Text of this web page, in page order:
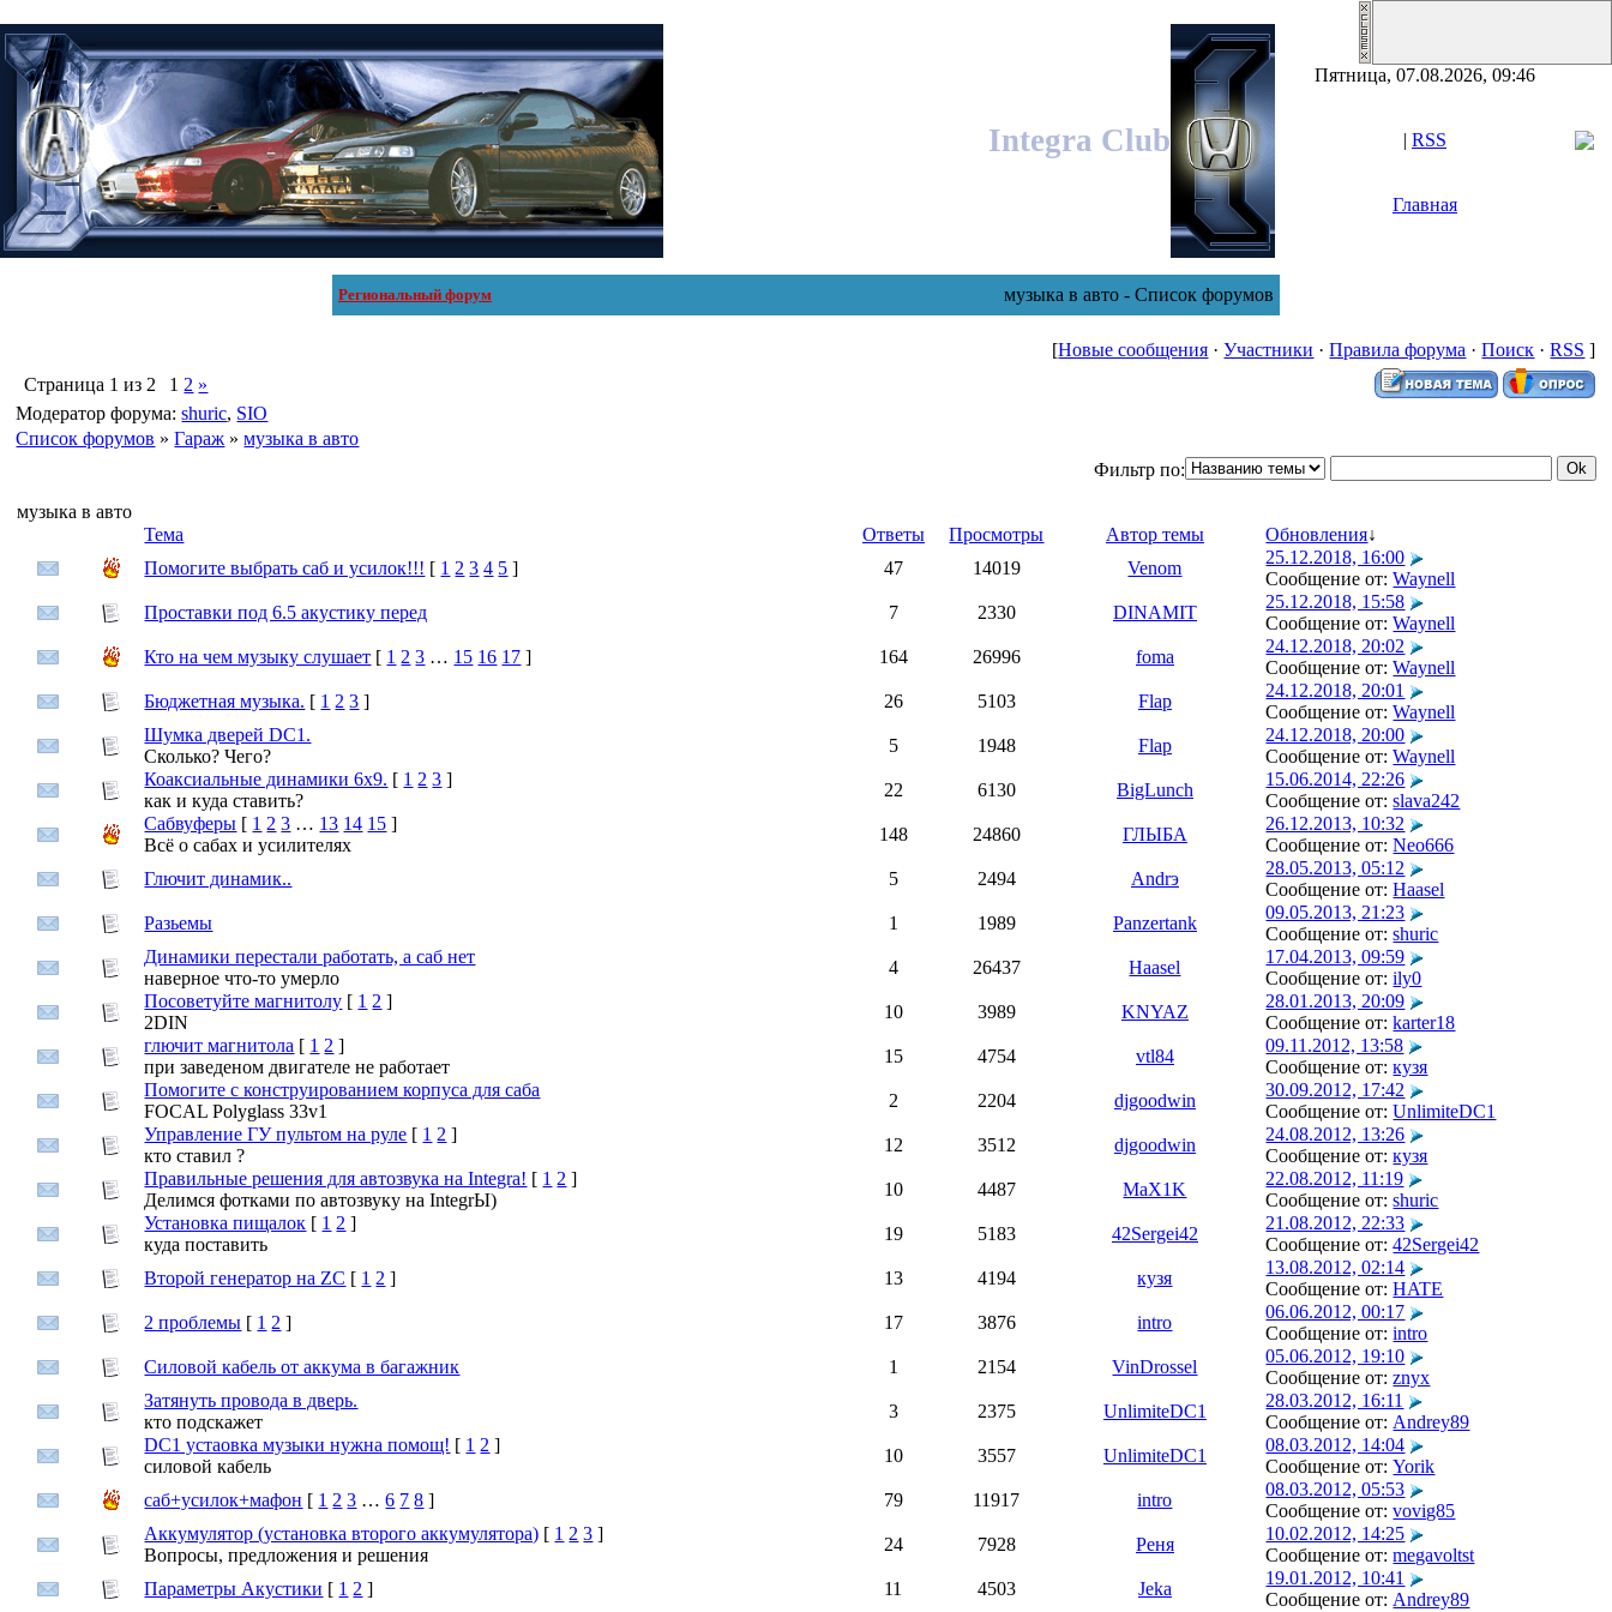
Integra Club
Пятница, 07.08.2026, 09:46
| RSS
Главная
Региональный форум музыка в авто - Список форумов
[Новые сообщения ·Участники ·Правила форума ·Поиск ·RSS ]
Страница 1 из 2 1 2 »
Модератор форума:shuric, SIO
Список форумов » Гараж » музыка в авто
Фильтр по:
музыка в авто
Тема
Ответы Просмотры Автор темы Обновления↓
Помогите выбрать саб и усилок!!! [ 1 2 3 4 5 ] 47 14019 Venom
25.12.2018, 16:00
Сообщение от:Waynell
Проставки под 6.5 акустику перед
7 2330 DINAMIT
25.12.2018, 15:58
Сообщение от:Waynell
Кто на чем музыку слушает [ 1 2 3 … 15 16 17 ] 164 26996 foma
24.12.2018, 20:02
Сообщение от:Waynell
Бюджетная музыка. [ 1 2 3 ] 26 5103 Flap
24.12.2018, 20:01
Сообщение от:Waynell
Шумка дверей DC1.
Сколько? Чего?
5 1948 Flap
24.12.2018, 20:00
Сообщение от:Waynell
Коаксиальные динамики 6x9. [ 1 2 3 ]
как и куда ставить?
22 6130 BigLunch
15.06.2014, 22:26
Сообщение от:slava242
Сабвуферы [ 1 2 3 … 13 14 15 ]
Всё о сабах и усилителях
148 24860 ГЛЫБА
26.12.2013, 10:32
Сообщение от:Neo666
Глючит динамик..
5 2494 Andrэ
28.05.2013, 05:12
Сообщение от:Haasel
Разьемы
1 1989 Panzertank
09.05.2013, 21:23
Сообщение от:shuric
Динамики перестали работать, а саб нет
наверное что-то умерло
4 26437 Haasel
17.04.2013, 09:59
Сообщение от:ily0
Посоветуйте магнитолу [ 1 2 ]
2DIN
10 3989 KNYAZ
28.01.2013, 20:09
Сообщение от:karter18
глючит магнитола [ 1 2 ]
при заведеном двигателе не работает
15 4754 vtl84
09.11.2012, 13:58
Сообщение от:кузя
Помогите с конструированием корпуса для саба
FOCAL Polyglass 33v1
2 2204 djgoodwin
30.09.2012, 17:42
Сообщение от:UnlimiteDC1
Управление ГУ пультом на руле [ 1 2 ]
кто ставил ?
12 3512 djgoodwin
24.08.2012, 13:26
Сообщение от:кузя
Правильные решения для автозвука на Integra! [ 1 2 ]
Делимся фотками по автозвуку на IntegrЫ)
10 4487 MaX1K
22.08.2012, 11:19
Сообщение от:shuric
Установка пищалок [ 1 2 ]
куда поставить
19 5183 42Sergei42
21.08.2012, 22:33
Сообщение от:42Sergei42
Второй генератор на ZC [ 1 2 ] 13 4194 кузя
13.08.2012, 02:14
Сообщение от:HATE
2 проблемы [ 1 2 ] 17 3876 intro
06.06.2012, 00:17
Сообщение от:intro
Силовой кабель от аккума в багажник
1 2154 VinDrossel
05.06.2012, 19:10
Сообщение от:znyx
Затянуть провода в дверь.
кто подскажет
3 2375 UnlimiteDC1
28.03.2012, 16:11
Сообщение от: Andrey89
DC1 устаовка музыки нужна помощ! [ 1 2 ]
силовой кабель
10 3557 UnlimiteDC1
08.03.2012, 14:04
Сообщение от:Yorik
саб+усилок+мафон [ 1 2 3 …6 7 8 ] 79 11917 intro
08.03.2012, 05:53
Сообщение от:vovig85
Аккумулятор (установка второго аккумулятора) [ 1 2 3 ]
Вопросы, предложения и решения
24 7928 Реня
10.02.2012, 14:25
Сообщение от:megavoltst
Параметры Акустики [ 1 2 ] 11 4503 Jeka
19.01.2012, 10:41
Сообщение от: Andrey89